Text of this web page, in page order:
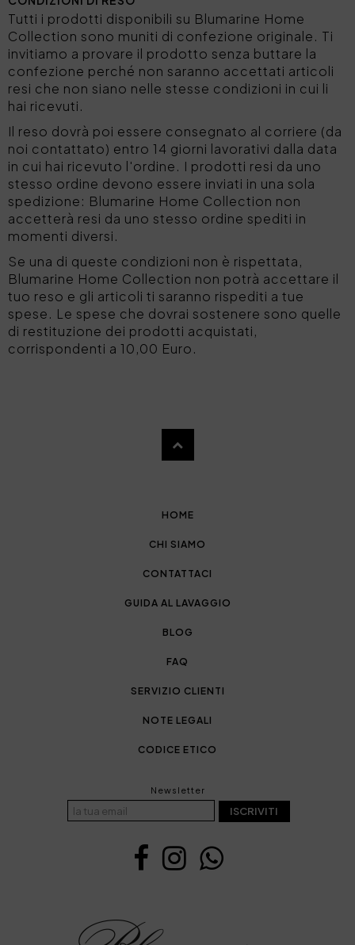
Tutti i prodotti disponibili su Blumarine Home
Collection sono muniti di confezione originale. Ti
invitiamo a provare il prodotto senza buttare la
confezione perché non saranno accettati articoli
resi che non siano nelle stesse condizioni in cui li
hai ricevuti.
Il reso dovrà poi essere consegnato al corriere (da
noi contattato) entro 14 giorni lavorativi dalla data
in cui hai ricevuto l'ordine. I prodotti resi da uno
stesso ordine devono essere inviati in una sola
spedizione: Blumarine Home Collection non
accetterà resi da uno stesso ordine spediti in
momenti diversi.
Se una di queste condizioni non è rispettata,
Blumarine Home Collection non potrà accettare il
tuo reso e gli articoli ti saranno rispediti a tue
spese. Le spese che dovrai sostenere sono quelle
di restituzione dei prodotti acquistati,
corrispondenti a 10,00 Euro.
HOME
CHI SIAMO
CONTATTACI
GUIDA AL LAVAGGIO
BLOG
FAQ
SERVIZIO CLIENTI
NOTE LEGALI
CODICE ETICO
Newsletter
ISCRIVITI